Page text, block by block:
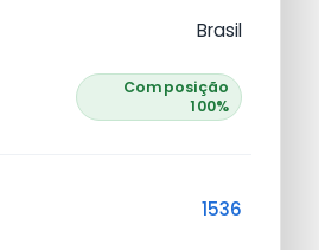
Brasil
Composição
100%
1536